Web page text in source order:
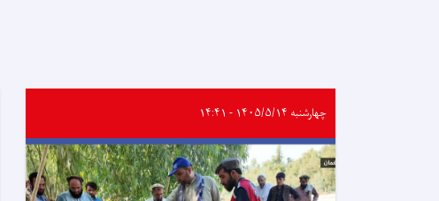
چهارشنبه ۱۴۰۵/۵/۱۴ - ۱۴:۴۱